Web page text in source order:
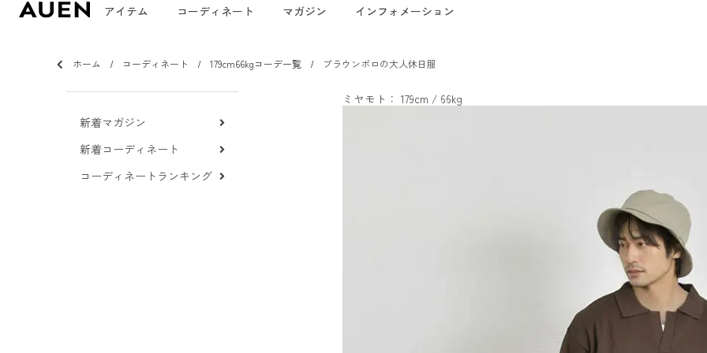
アイテム コーディネート マガジン インフォメーション
ホーム コーディネート 179cm66kgコーデ一覧 ブラウンポロの大人休日服
新着マガジン
新着コーディネート
コーディネートランキング
ミヤモト： 179cm / 66kg